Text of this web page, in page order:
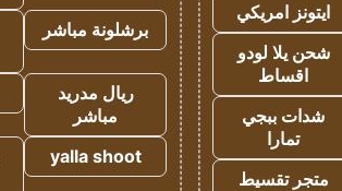
ايتونز امريكي
شحن يلا لودو
اقساط
شدات ببجي
تمارا
متجر تقسيط
برشلونة مباشر
ريال مدريد
مباشر
yalla shoot